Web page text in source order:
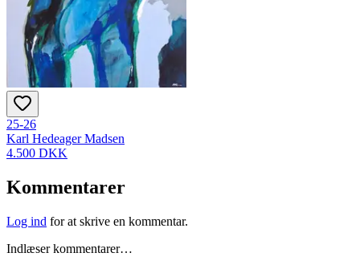
25-26
Karl Hedeager Madsen
4.500 DKK
Kommentarer
Log ind for at skrive en kommentar.
Indlæser kommentarer…